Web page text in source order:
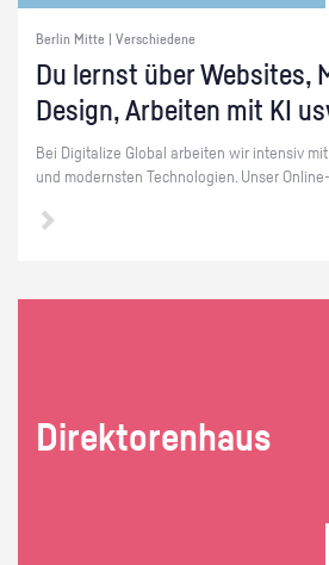
Berlin Mitte | Verschiedene
Du lernst über Web­sites,
De­sign, Ar­bei­ten mit KI
Bei Di­gi­ta­li­ze Glo­bal ar­bei­ten wir in­ten­siv
und mo­derns­ten Tech­no­lo­gi­en. Unser
Di­rek­to­ren­haus